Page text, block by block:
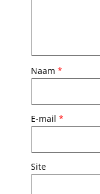
Naam*
E-mail*
Site